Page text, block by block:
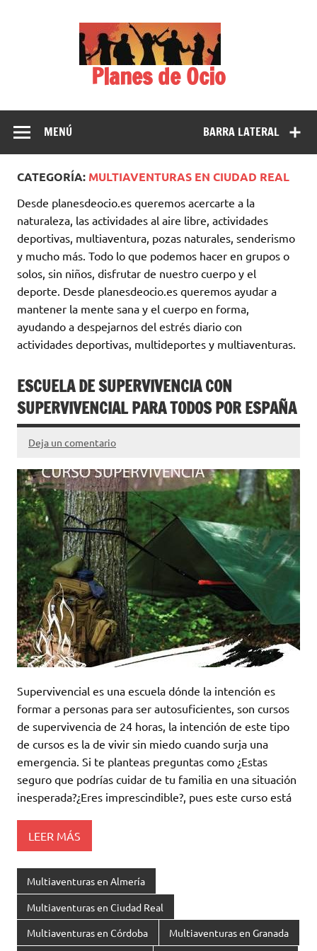
Planes de Ocio
BARRA LATERAL
MENÚ
CATEGORÍA: MULTIAVENTURAS EN CIUDAD REAL
Desde planesdeocio.es queremos acercarte a la
naturaleza, las actividades al aire libre, actividades
deportivas, multiaventura, pozas naturales, senderismo
y mucho más. Todo lo que podemos hacer en grupos o
solos, sin niños, disfrutar de nuestro cuerpo y el
deporte. Desde planesdeocio.es queremos ayudar a
mantener la mente sana y el cuerpo en forma,
ayudando a despejarnos del estrés diario con
actividades deportivas, multideportes y multiaventuras.
ESCUELA DE SUPERVIVENCIA CON
SUPERVIVENCIAL PARA TODOS POR ESPAÑA
Deja un comentario
Supervivencial es una escuela dónde la intención es
formar a personas para ser autosuficientes, son cursos
de supervivencia de 24 horas, la intención de este tipo
de cursos es la de vivir sin miedo cuando surja una
emergencia. Si te planteas preguntas como ¿Estas
seguro que podrías cuidar de tu familia en una situación
inesperada?¿Eres imprescindible?, pues este curso está
LEER MÁS
Multiaventuras en Almería
Multiaventuras en Ciudad Real
Multiaventuras en Córdoba Multiaventuras en Granada